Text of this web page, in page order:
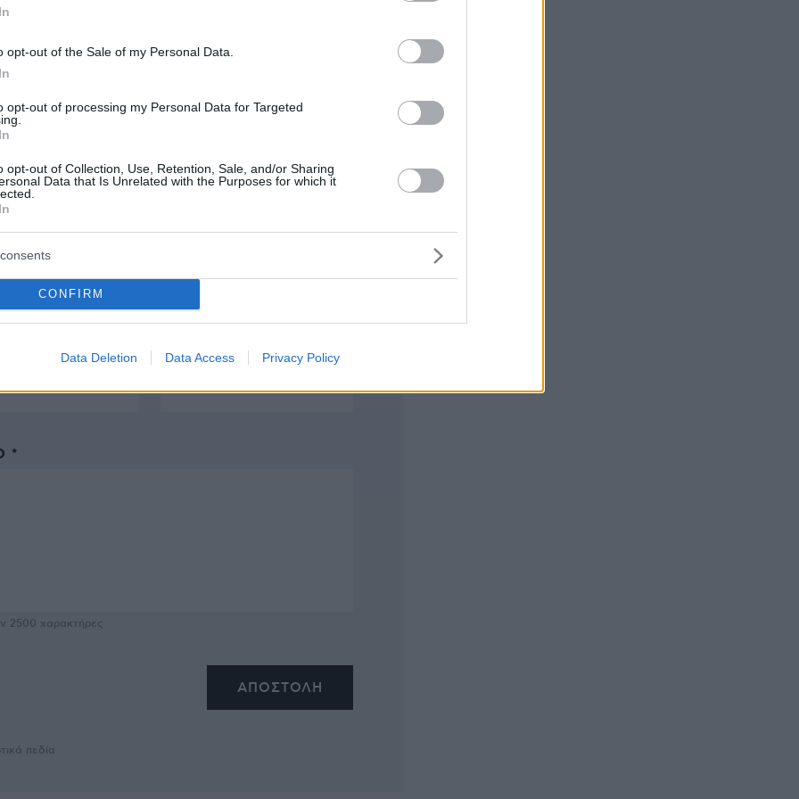
opt-out of the Sale of my Personal Data.
opt-out of processing my Personal Data for Targeted
opt-out of Collection, Use, Retention, Sale, and/or Sharing
Data that Is Unrelated with the Purposes for which it
CONFIRM
Data Deletion Data Access Privacy Policy
protothema.gr στο Google News
Ειδήσειςαπό την Ελλάδα και τον Κόσμο, τη
στο
ΠΡΟΣΘΗΚΗ ΣΧΟΛΙΟΥ
ΣΧΟΛΙΟΥ
EMAIL
*
2500 χαρακτήρες
πεδία